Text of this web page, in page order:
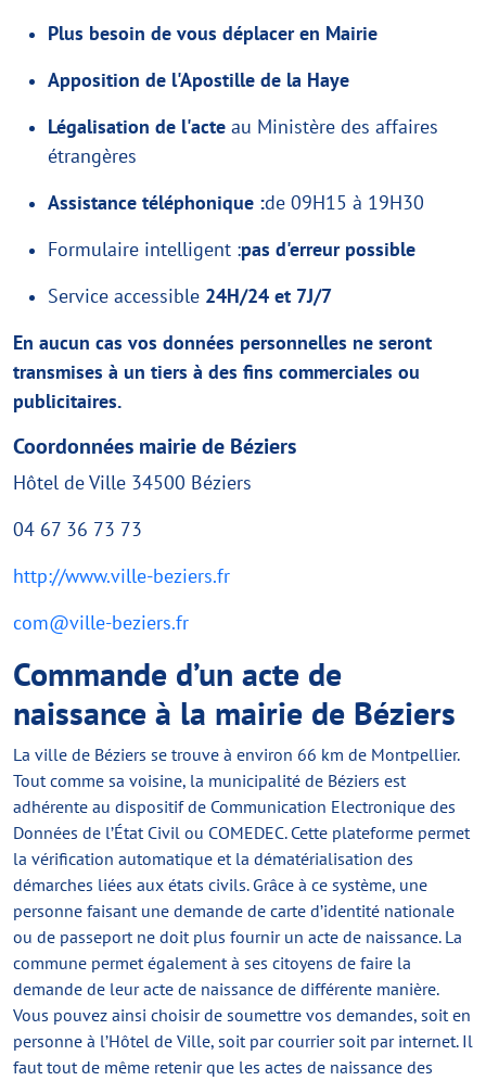
Plus besoin de vous déplacer en Mairie
Apposition de l'Apostille de la Haye
Légalisation de l'acte au Ministère des affaires
étrangères
Assistance téléphonique :de 09H15 à 19H30
Formulaire intelligent :pas d'erreur possible
Service accessible 24H/24 et 7J/7
En aucun cas vos données personnelles ne seront
transmises à un tiers à des fins commerciales ou
publicitaires.
+−
©OpenStreetMapcontributors
Coordonnées mairie de Béziers
Hôtel de Ville 34500 Béziers
04 67 36 73 73
http://www.ville-beziers.fr
com@ville-beziers.fr
Commande d’un acte de
naissance à la mairie de Béziers
La ville de Béziers se trouve à environ 66 km de Montpellier.
Tout comme sa voisine, la municipalité de Béziers est
adhérente au dispositif de Communication Electronique des
Données de l’État Civil ou COMEDEC. Cette plateforme permet
la vérification automatique et la dématérialisation des
démarches liées aux états civils. Grâce à ce système, une
personne faisant une demande de carte d’identité nationale
ou de passeport ne doit plus fournir un acte de naissance. La
commune permet également à ses citoyens de faire la
demande de leur acte de naissance de différente manière.
Vous pouvez ainsi choisir de soumettre vos demandes, soit en
personne à l’Hôtel de Ville, soit par courrier soit par internet. Il
faut tout de même retenir que les actes de naissance des